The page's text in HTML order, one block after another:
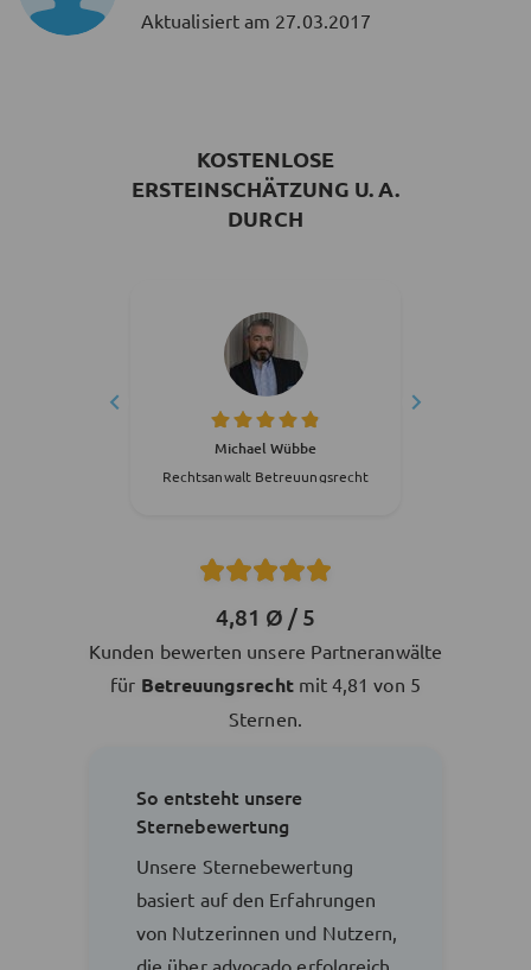
Aktualisiert am 27.03.2017
KOSTENLOSE
ERSTEINSCHÄTZUNG U. A.
DURCH
Michael Wübbe
Rechtsanwalt Betreuungsrecht
4,81 Ø / 5
Kunden bewerten unsere Partneranwälte
für Betreuungsrechtmit 4,81 von 5
Sternen.
So entsteht unsere
Sternebewertung
Unsere Sternebewertung
basiert auf den Erfahrungen
von Nutzerinnen und Nutzern,